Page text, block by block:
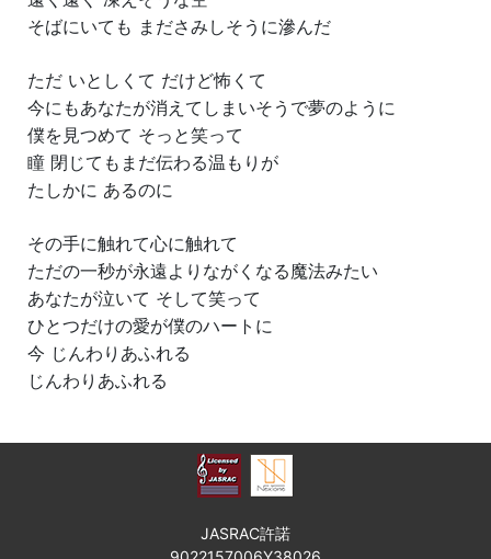
そばにいても まださみしそうに滲んだ
ただ いとしくて だけど怖くて
今にもあなたが消えてしまいそうで夢のように
僕を見つめて そっと笑って
瞳 閉じてもまだ伝わる温もりが
たしかに あるのに
その手に触れて心に触れて
ただの一秒が永遠よりながくなる魔法みたい
あなたが泣いて そして笑って
ひとつだけの愛が僕のハートに
今 じんわりあふれる
じんわりあふれる
JASRAC許諾